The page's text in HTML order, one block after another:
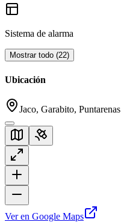
Sistema de alarma
Mostrar todo (22)
Ubicación
Jaco, Garabito, Puntarenas
Ver en Google Maps